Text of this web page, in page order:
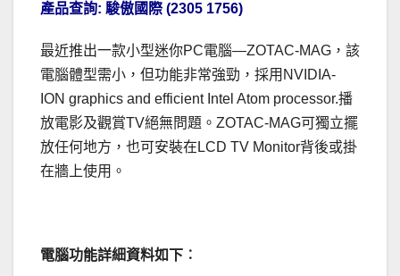
產品查詢: 駿傲國際 (2305 1756)
最近推出一款小型迷你PC電腦—ZOTAC-MAG，該
電腦體型需小，但功能非常強勁，採用NVIDIA-
ION graphics and efficient Intel Atom processor.播
放電影及觀賞TV絕無問題。ZOTAC-MAG可獨立擺
放任何地方，也可安裝在LCD TV Monitor背後或掛
在牆上使用。
電腦功能詳細資料如下︰